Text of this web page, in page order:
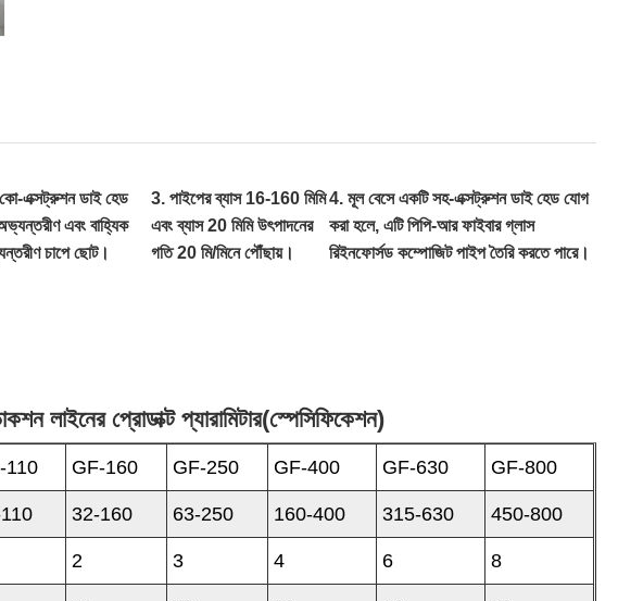
কো-এক্সট্রুশন ডাই হেড
এবং বাহ্যিক
চাপে ছোট।
3. পাইপের ব্যাস 16-160 মিমি
এবং ব্যাস 20 মিমি উৎপাদনের
গতি 20 মি/মিনে পৌঁছায়।
4. মূল বেসে একটি সহ-এক্সট্রুশন ডাই হেড যোগ
করা হলে, এটি পিপি-আর ফাইবার গ্লাস
রিইনফোর্সড কম্পোজিট পাইপ তৈরি করতে পারে।
লাইনের প্রোডাক্ট প্যারামিটার(স্পেসিফিকেশন)
110 GF-160 GF-250 GF-400 GF-630 GF-800
32-160 63-250 160-400 315-630 450-800
2 3 4 6 8